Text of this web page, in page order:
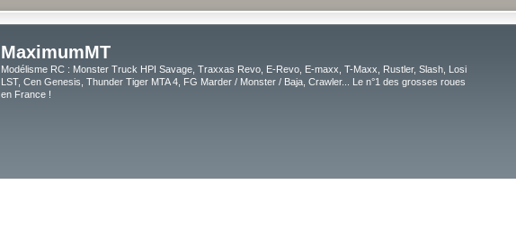
MaximumMT
Modélisme RC : Monster Truck HPI Savage, Traxxas Revo, E-Revo, E-maxx, T-Maxx, Rustler, Slash, Losi
LST, Cen Genesis, Thunder Tiger MTA 4, FG Marder / Monster / Baja, Crawler... Le n°1 des grosses roues
en France !